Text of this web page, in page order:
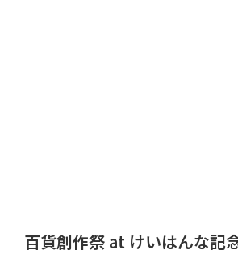
百貨創作祭 at けいはんな記